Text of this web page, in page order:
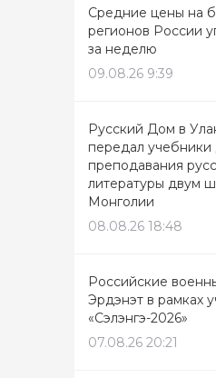
Средние цены на
регионов России
за неделю
09.08.26 9:39
Русский Дом в
передал учебники
преподавания
литературы двум
Монголии
08.08.26 18:48
Российские
Эрдэнэт в рамках
«Сэлэнгэ-2026»
07.08.26 20:21